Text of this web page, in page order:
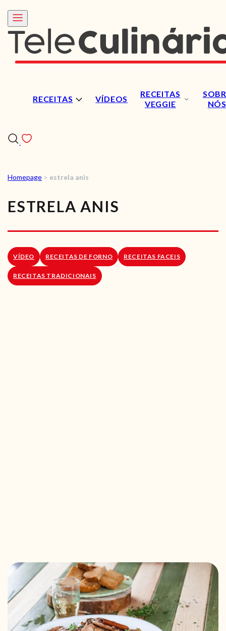
RECEITAS VÍDEOS
RECEITAS
VEGGIE
NÓS
VÍDEOS
RECEITAS VEGGIE
SOBRE NÓS
LOJA ONLINE
Homepage > estrela anis
ESTRELA ANIS
VÍDEO RECEITAS DE FORNO RECEITAS FACEIS
RECEITAS TRADICIONAIS